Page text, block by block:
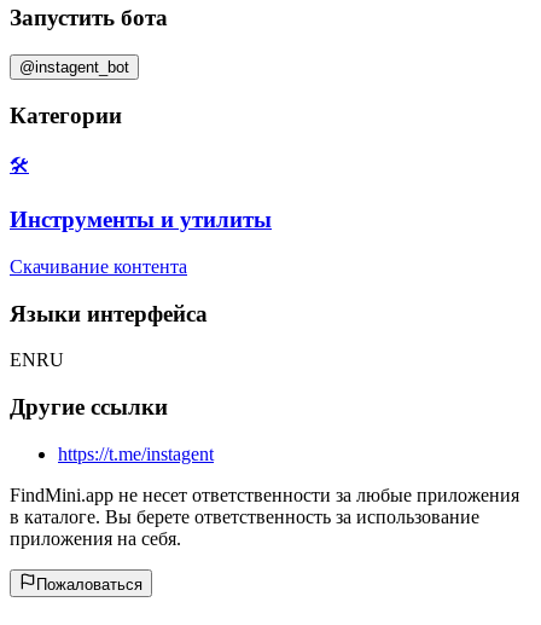
Запустить бота
@instagent_bot
Категории
🛠️
Инструменты и утилиты
Скачивание контента
Языки интерфейса
ENRU
Другие ссылки
https://t.me/instagent
FindMini.app не несет ответственности за любые приложения
в каталоге. Вы берете ответственность за использование
приложения на себя.
Пожаловаться